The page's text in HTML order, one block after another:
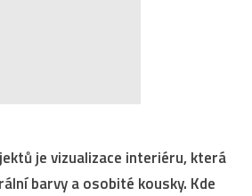
je vizualizace interiéru, která
barvy a osobité kousky. Kde